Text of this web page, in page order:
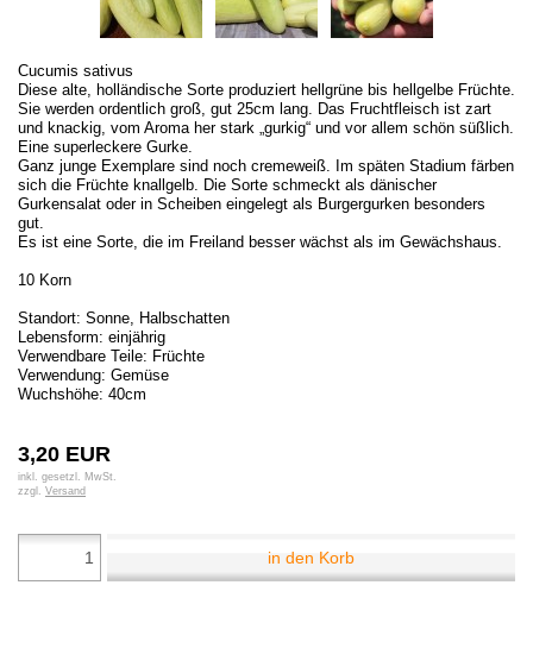
Cucumis sativus
Diese alte, holländische Sorte produziert hellgrüne bis hellgelbe Früchte.
Sie werden ordentlich groß, gut 25cm lang. Das Fruchtfleisch ist zart
und knackig, vom Aroma her stark „gurkig“ und vor allem schön süßlich.
Eine superleckere Gurke.
Ganz junge Exemplare sind noch cremeweiß. Im späten Stadium färben
sich die Früchte knallgelb. Die Sorte schmeckt als dänischer
Gurkensalat oder in Scheiben eingelegt als Burgergurken besonders
gut.
Es ist eine Sorte, die im Freiland besser wächst als im Gewächshaus.
10 Korn
Standort: Sonne, Halbschatten
Lebensform: einjährig
Verwendbare Teile: Früchte
Verwendung: Gemüse
Wuchshöhe: 40cm
3,20 EUR
inkl. gesetzl. MwSt.
zzgl. Versand
in den Korb